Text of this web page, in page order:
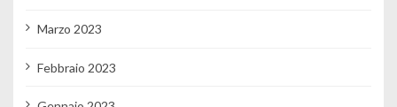
Marzo 2023
Febbraio 2023